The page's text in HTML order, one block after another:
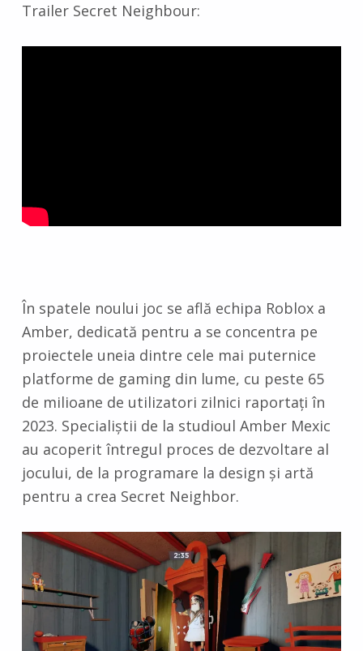
Trailer Secret Neighbour:
În spatele noului joc se află echipa Roblox a
Amber, dedicată pentru a se concentra pe
proiectele uneia dintre cele mai puternice
platforme de gaming din lume, cu peste 65
de milioane de utilizatori zilnici raportați în
2023. Specialiștii de la studioul Amber Mexic
au acoperit întregul proces de dezvoltare al
jocului, de la programare la design și artă
pentru a crea Secret Neighbor.